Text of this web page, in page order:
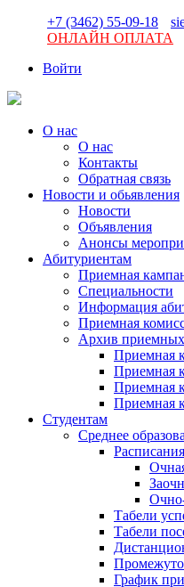
+7 (3462) 55-09-18
ОНЛАЙН ОПЛАТА
Войти
О нас
О нас
Контакты
Обратная связь
Новости и обьявления
Новости
Объявления
Анонсы
Абитуриентам
Приемная
Специальности
Информация
Приемная
Архив
Приемная
Приемная
Приемная
Приемная
Студентам
Среднее
Табели
Табели
График